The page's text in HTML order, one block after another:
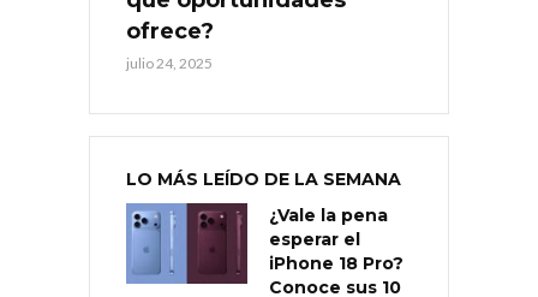
ofrece?
julio 24, 2025
LO MÁS LEÍDO DE LA SEMANA
¿Vale la pena
esperar el
iPhone 18 Pro?
Conoce sus 10